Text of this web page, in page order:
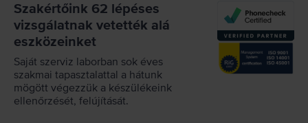
Szakértőink 62 lépéses
vizsgálatnak vetették alá
eszközeinket
Saját szerviz laborban sok éves
szakmai tapasztalattal a hátunk
mögött végezzük a készülékeink
ellenőrzését, felújítását.